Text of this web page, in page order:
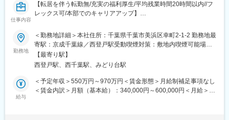
●無理なく長く働ける環境
・土日祝日はしっかり休み
・有給も希望通り取得できる運用
→プライベートと仕事の両立がしやすい体制です。
●地域密着で転勤なし
家庭や生活スタイルを変えることなく、千葉県内で腰を据えて働
■スキルアップのための研修制度
仕事内容
【転居を伴う転勤無/充実の福利厚生/平均残業時間20時間以内//フ
レックス可/本部でのキャリアアップ】
■業務概要：
・為替デリバティブ商品の販売戦略の立案および実行
・顧客ニーズの分析とそれに基づく商品提案
・新規顧客の開拓および既存顧客との関係構築
・市場動向の分析と競合調査
・取引契約の締結およびアフターフォローの実施
・社内の関連部門との連携による情報共有
勤務地
＜勤務地詳細＞本社住所：千葉県千葉市美浜区幸町2-1-2 勤務地最
寄駅：京成千葉線／西登戸駅受動喫煙対策：敷地内喫煙可能場所
あり
【最寄り駅】
西登戸駅、西千葉駅、みどり台駅
給与
＜予定年収＞550万円～970万円＜賃金形態＞月給制補足事項なし
＜賃金内訳＞月額（基本給）：340,000円～600,000円＜月給＞